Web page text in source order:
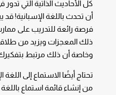
كل الأحاديث الذاتية التي
أن تحدث باللغة الإسبانية!
فرصة رائعة للتدريب على
ذلك المعجزات ويزيد من
وخاصة أن ذلك مرتبط
تحتاج أيضًا الاستماع إلى اللغة
من إنشاء قائمة استماع